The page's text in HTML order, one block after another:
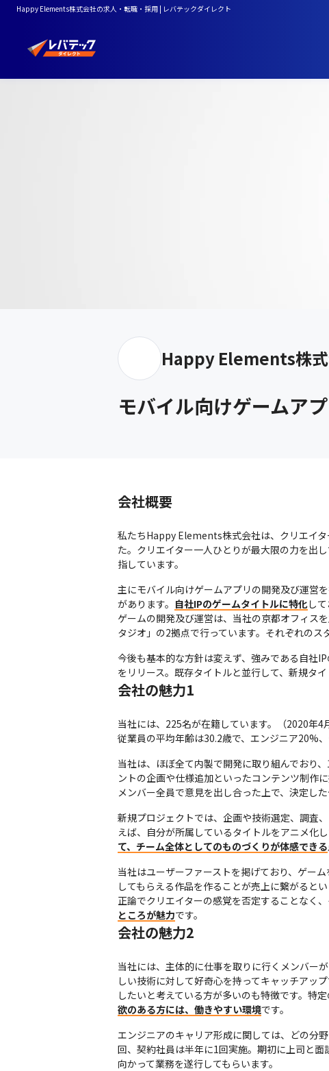
Happy Elements株式会社の求人・転職・採用 | レバテックダイレクト
Happy Elements株
モバイル向けゲームア
会社概要
私たちHappy Elements株式会社は、クリエイ
た。クリエイター一人ひとりが最大限の力を出
指しています。
主にモバイル向けゲームアプリの開発及び運営
があります。 自社IPのゲームタイトルに特化し
ゲームの開発及び運営は、当社の京都オフィス
タジオ」の2拠点で行っています。それぞれのス
今後も基本的な方針は変えず、強みである自社
をリリース。既存タイトルと並行して、新規タ
会社の魅力1
当社には、225名が在籍しています。（2020年4
従業員の平均年齢は30.2歳で、エンジニア20%
当社は、ほぼ全て内製で開発に取り組んでおり
ントの企画や仕様追加といったコンテンツ制作に
メンバー全員で意見を出し合った上で、決定し
新規プロジェクトでは、企画や技術選定、調査
えば、自分が所属しているタイトルをアニメ化
て、チーム全体としてのものづくりが体感できる
当社はユーザーファーストを掲げており、ゲー
してもらえる作品を作ることが売上に繋がると
正論でクリエイターの感覚を否定することなく
ところが魅力です。
会社の魅力2
当社には、主体的に仕事を取りに行くメンバー
しい技術に対して好奇心を持ってキャッチアッ
したいと考えている方が多いのも特徴です。特
欲のある方には、働きやすい環境です。
エンジニアのキャリア形成に関しては、どの分
回、契約社員は半年に1回実施。期初に上司と
向かって業務を遂行してもらいます。